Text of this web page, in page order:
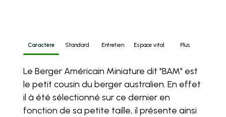
Caractère Standard Entretien Espace vital Plus
Le Berger Américain Miniature dit "BAM" est
le petit cousin du berger australien. En effet
il à été sélectionné sur ce dernier en
fonction de sa petite taille, il présente ainsi